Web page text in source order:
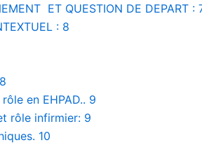
ET QUESTION DE DEPART :
: 8
rôle en EHPAD.. 9
rôle infirmier: 9
10